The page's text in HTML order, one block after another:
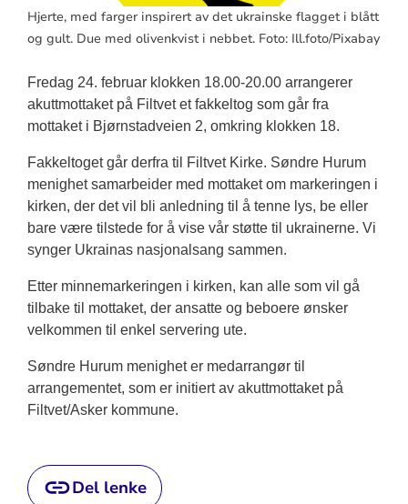
Hjerte, med farger inspirert av det ukrainske flagget i blått
og gult. Due med olivenkvist i nebbet. Foto: Ill.foto/Pixabay
Fredag 24. februar klokken 18.00-20.00 arrangerer
akuttmottaket på Filtvet et fakkeltog som går fra
mottaket i Bjørnstadveien 2, omkring klokken 18.
Fakkeltoget går derfra til Filtvet Kirke. Søndre Hurum
menighet samarbeider med mottaket om markeringen i
kirken, der det vil bli anledning til å tenne lys, be eller
bare være tilstede for å vise vår støtte til ukrainerne. Vi
synger Ukrainas nasjonalsang sammen.
Etter minnemarkeringen i kirken, kan alle som vil gå
tilbake til mottaket, der ansatte og beboere ønsker
velkommen til enkel servering ute.
Søndre Hurum menighet er medarrangør til
arrangementet, som er initiert av akuttmottaket på
Filtvet/Asker kommune.
Del lenke